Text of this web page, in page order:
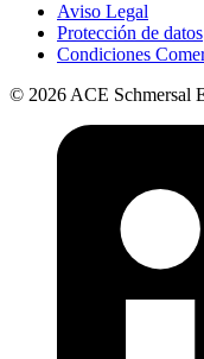
Aviso Legal
Protección de datos
Condiciones
© 2026 ACE Schmersal